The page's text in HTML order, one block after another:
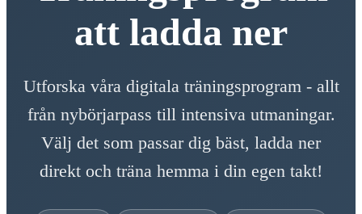
att ladda ner
Utforska våra digitala träningsprogram - allt
från nybörjarpass till intensiva utmaningar.
Välj det som passar dig bäst, ladda ner
direkt och träna hemma i din egen takt!